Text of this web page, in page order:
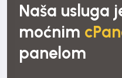
Naša usluga
moćnim
panelom